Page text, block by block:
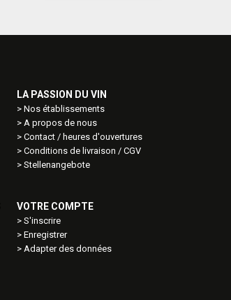
LA PASSION DU VIN
Nos établissements
A propos de nous
Contact / heures d'ouvertures
Conditions de livraison / CGV
Stellenangebote
VOTRE COMPTE
S'inscrire
Enregistrer
Adapter des données